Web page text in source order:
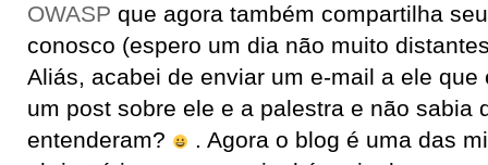
OWASP que agora também compartilha
conosco (espero um dia não muito
Aliás, acabei de enviar um e-mail a ele que
um post sobre ele e a palestra e não sabia
entenderam?
. Agora o blog é uma das